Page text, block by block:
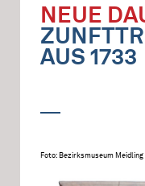
NEUE
AUS 1733
Foto: Bezirksmuseum Meidling